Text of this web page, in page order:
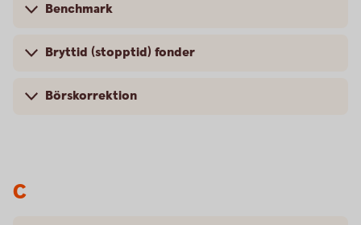
Benchmark
Bryttid (stopptid) fonder
Börskorrektion
C